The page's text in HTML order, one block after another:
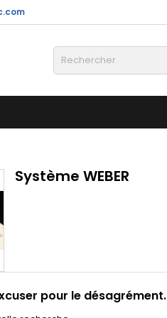
Système WEBER
pour le désagrément.